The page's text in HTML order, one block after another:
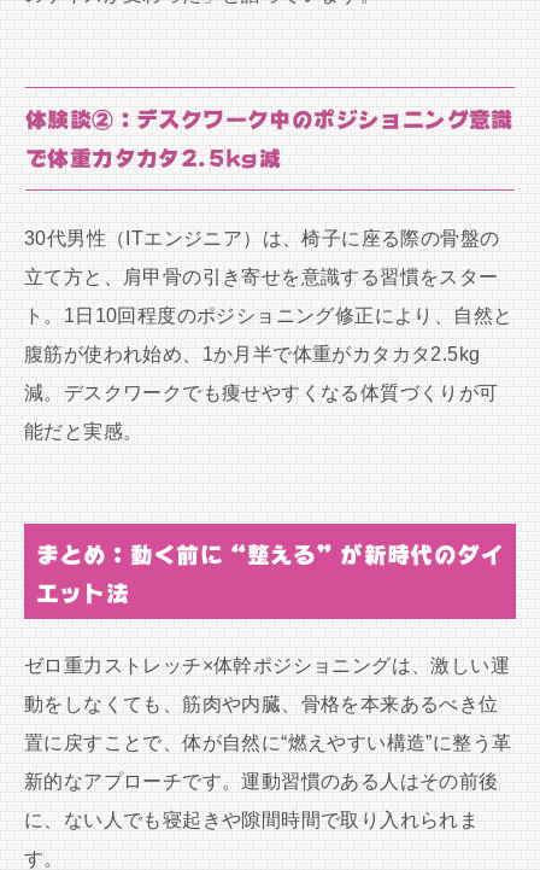
体験談②：デスクワーク中のポジショニング意識
で体重カタカタ2.5kg減
30代男性（ITエンジニア）は、椅子に座る際の骨盤の
立て方と、肩甲骨の引き寄せを意識する習慣をスター
ト。1日10回程度のポジショニング修正により、自然と
腹筋が使われ始め、1か月半で体重がカタカタ2.5kg
減。デスクワークでも痩せやすくなる体質づくりが可
能だと実感。
まとめ：動く前に“整える”が新時代のダイ
エット法
ゼロ重力ストレッチ×体幹ポジショニングは、激しい運
動をしなくても、筋肉や内臓、骨格を本来あるべき位
置に戻すことで、体が自然に“燃えやすい構造”に整う革
新的なアプローチです。運動習慣のある人はその前後
に、ない人でも寝起きや隙間時間で取り入れられま
す。